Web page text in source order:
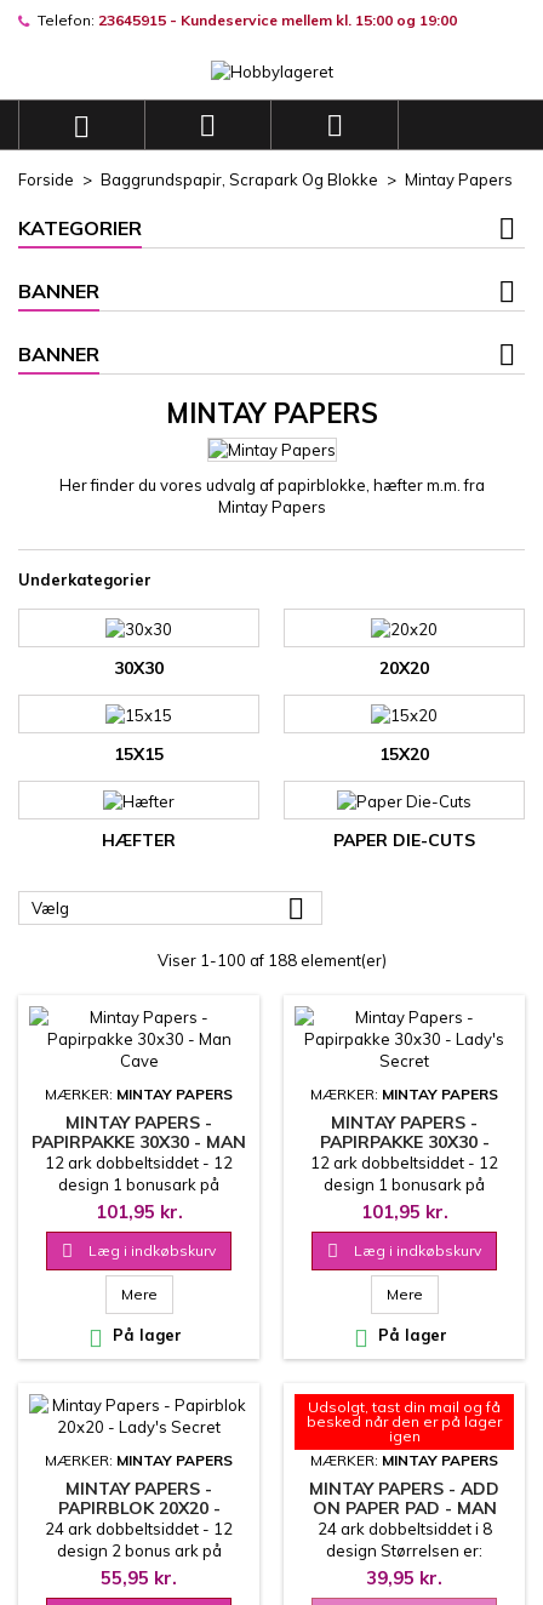
Telefon: 23645915 - Kundeservice mellem kl. 15:00 og 19:00
  
Forside Baggrundspapir, Scrapark Og Blokke Mintay Papers
KATEGORIER
BANNER
BANNER
MINTAY PAPERS
Her finder du vores udvalg af papirblokke, hæfter m.m. fra
Mintay Papers
Underkategorier
30X30 20X20
15X15 15X20
HÆFTER PAPER DIE-CUTS
Vælg 
Viser 1-100 af 188 element(er)
MÆRKER: MINTAY PAPERS
MINTAY PAPERS -
PAPIRPAKKE 30X30 - MAN
CAVE
12 ark dobbeltsiddet - 12
design 1 bonusark på
coverets inderside 30.5x30.5
cm
101,95 kr.
 Læg i indkøbskurv
Mere
 På lager
MÆRKER: MINTAY PAPERS
MINTAY PAPERS -
PAPIRPAKKE 30X30 -
LADY'S SECRET
12 ark dobbeltsiddet - 12
design 1 bonusark på
coverets inderside 30.5x30.5
cm
101,95 kr.
 Læg i indkøbskurv
Mere
 På lager
MÆRKER: MINTAY PAPERS
MINTAY PAPERS -
PAPIRBLOK 20X20 -
LADY'S SECRET
24 ark dobbeltsiddet - 12
design 2 bonus ark på
coverets inderside
20.3x20.3 cm
55,95 kr.
Udsolgt, tast din mail og få
besked når den er på lager
igen
MÆRKER: MINTAY PAPERS
MINTAY PAPERS - ADD
ON PAPER PAD - MAN
CAVE
24 ark dobbeltsiddet i 8
design Størrelsen er:
15.2x20.3 cm 240 g
39,95 kr.
((confirmMessage))
((cancelText)) ((modalDeleteText))
((label))
Du skal være logget på for at gemme produkter på din
ønskeliste.